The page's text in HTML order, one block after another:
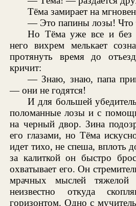
Тёма замирает на
— Это папины лозы! Что
Но Тёма уже все и без
него вихрем мелькает
протянуть время до
кричит:
— Знаю, знаю, папа
— они не годятся!
И для большей
поломанные лозы и с
на черный двор. Зина
его глазами, но Тёма
идет тихо, не спеша, вплоть
за калиткой он быстро
охватывает его. Он
мрачных мыслей тяжелой
неизвестно откуда
горизонтом. Одно с